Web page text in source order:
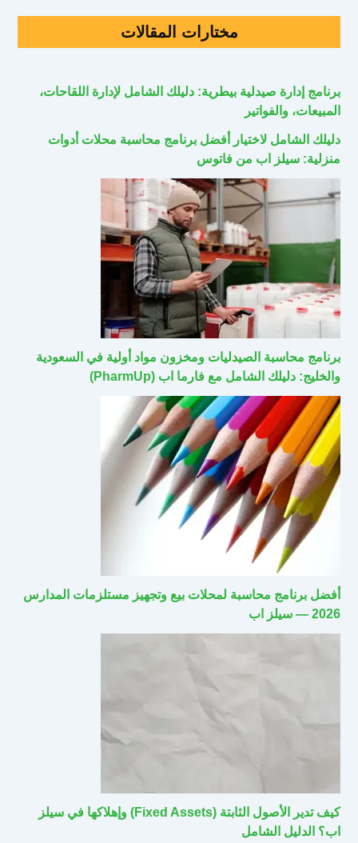
مختارات المقالات
برنامج إدارة صيدلية بيطرية: دليلك الشامل لإدارة اللقاحات،
المبيعات، والفواتير
دليلك الشامل لاختيار أفضل برنامج محاسبة محلات أدوات
منزلية: سيلز اب من فاتوس
برنامج محاسبة الصيدليات ومخزون مواد أولية في السعودية
والخليج: دليلك الشامل مع فارما اب (PharmUp)
أفضل برنامج محاسبة لمحلات بيع وتجهيز مستلزمات المدارس
2026 — سيلز اب
كيف تدير الأصول الثابتة (Fixed Assets) وإهلاكها في سيلز
اب؟ الدليل الشامل